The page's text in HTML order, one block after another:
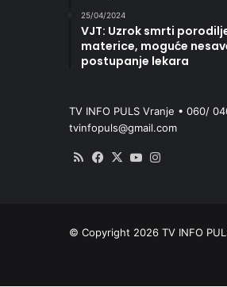
25/04/2024
VJT: Uzrok smrti
materice, moguće
postupanje lekara
TV INFO PULS Vranje • 060/
tvinfopuls@gmail.com
RSS Facebook
X YouTube
© Copyright 2026 TV INFO